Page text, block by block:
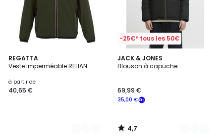
REGATTA
Veste imperméable REHAN
à partir de
40,65 €
2
Couleurs
-25€* tous les 50€
JACK & JONES
Blouson à capuche
35,00 €
69,99 €
4,7
/ 5
2
Couleurs
4,7
/